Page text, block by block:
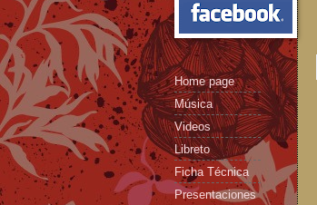
Home page
Música
Videos
Libreto
Ficha Técnica
Presentaciones